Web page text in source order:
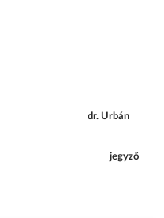
dr. Urbán
jegyző